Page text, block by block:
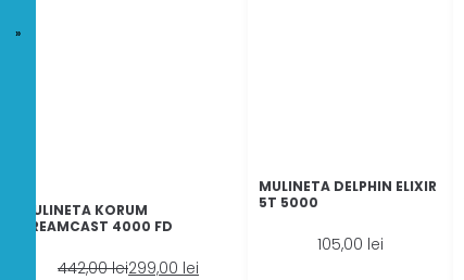
MULINETA KORUM
DREAMCAST 4000 FD
442,00leiPrețul
299,00 lei
Prețul
MULINETA DELPHIN ELIXIR
5T 5000
105,00 lei